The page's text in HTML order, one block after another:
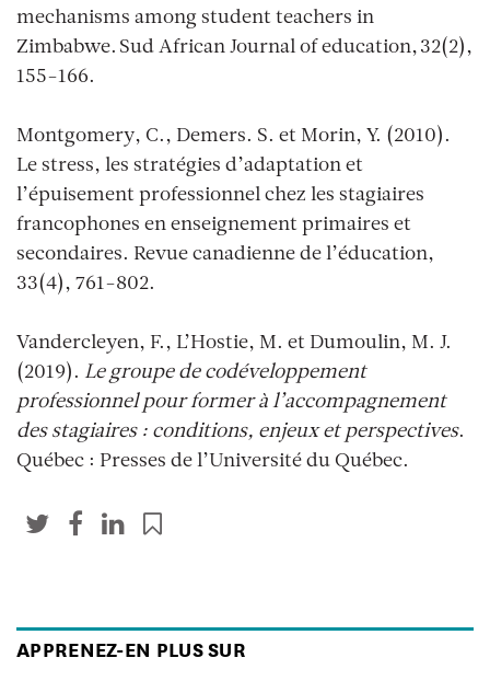
mechanisms among student teachers in
Zimbabwe. Sud African Journal of education, 32(2),
155-166.
Montgomery, C., Demers. S. et Morin, Y. (2010).
Le stress, les stratégies d’adaptation et
l’épuisement professionnel chez les stagiaires
francophones en enseignement primaires et
secondaires. Revue canadienne de l’éducation,
33(4), 761-802.
Vandercleyen, F., L’Hostie, M. et Dumoulin, M. J.
(2019). Le groupe de codéveloppement
professionnel pour former à l’accompagnement
des stagiaires : conditions, enjeux et perspectives.
Québec : Presses de l’Université du Québec.
APPRENEZ-EN PLUS SUR